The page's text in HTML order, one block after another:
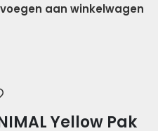
aan winkelwagen
Yellow Pak